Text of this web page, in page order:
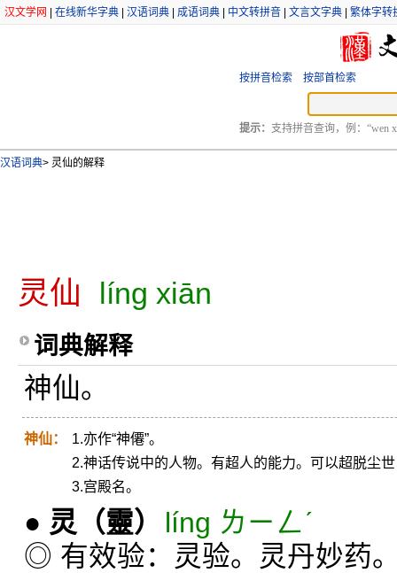
汉文学网 在线新华字典 汉语词典 成语词典 中文转拼音 文言文字典 繁体字转
按拼音检索 按部首检索
提示： 支持拼音查询，例：“wen
汉语词典> 灵仙的解释
灵仙 líng xiān
词典解释
神仙。
神仙：
1.亦作“神僊”。
2.神话传说中的人物。有超人的能力。可以超脱尘
3.宫殿名。
● 灵 （靈）
líng ㄌㄧㄥˊ
◎ 有效验：灵验。灵丹妙药